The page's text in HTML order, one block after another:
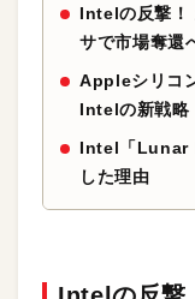
Intelの反撃！
サで市場奪還
Appleシリコ
Intelの新戦略
Intel「Lunar
した理由